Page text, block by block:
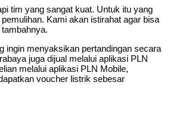
tim yang sangat kuat. Untuk itu yang
Kami akan istirahat agar bisa
ingin menyaksikan pertandingan secara
juga dijual melalui aplikasi PLN
melalui aplikasi PLN Mobile,
voucher listrik sebesar